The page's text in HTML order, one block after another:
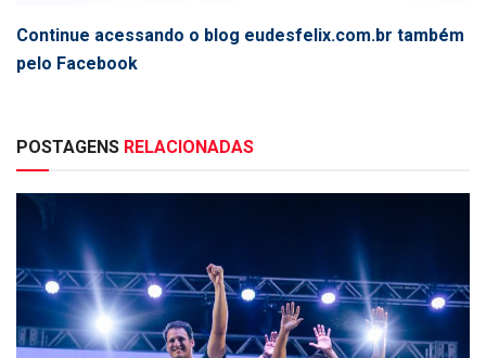
Continue acessando o blog eudesfelix.com.br também
pelo Facebook
POSTAGENS RELACIONADAS